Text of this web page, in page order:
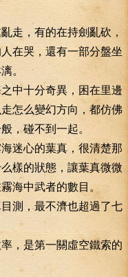
，有的在持劍亂砍，
在哭，還有一部分盤坐
。
十分奇異，困在里邊
怎么變幻方向，都仿佛
，碰不到一起。
心的葉真，很清楚那
樣的狀態，讓葉真微微
海中武者的數目。
，最不濟也超過了七
是第一關虛空鐵索的